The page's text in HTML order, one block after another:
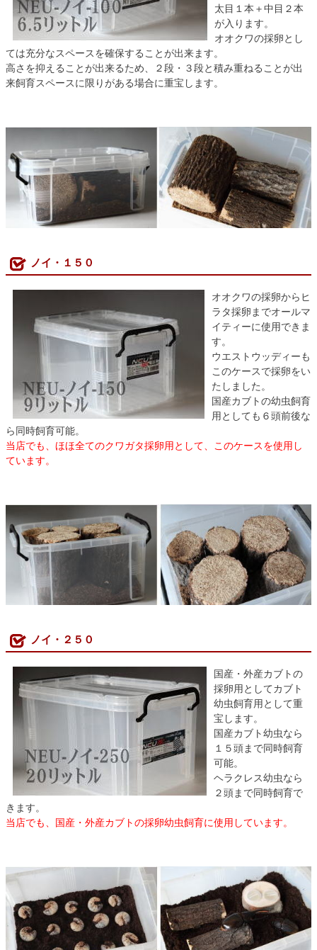
太目１本＋中目２本
が入ります。
オオクワの採卵とし
ては充分なスペースを確保することが出来ます。
高さを抑えることが出来るため、２段・３段と積み重ねることが出
来飼育スペースに限りがある場合に重宝します。
ノイ・１５０
オオクワの採卵からヒ
ラタ採卵までオールマ
イティーに使用できま
す。
ウエストウッディーも
このケースで採卵をい
たしました。
国産カブトの幼虫飼育
用としても６頭前後な
ら同時飼育可能。
当店でも、ほほ全てのクワガタ採卵用として、このケースを使用し
ています。
ノイ・２５０
国産・外産カブトの
採卵用としてカブト
幼虫飼育用として重
宝します。
国産カブト幼虫なら
１５頭まで同時飼育
可能。
ヘラクレス幼虫なら
２頭まで同時飼育で
きます。
当店でも、国産・外産カブトの採卵幼虫飼育に使用しています。